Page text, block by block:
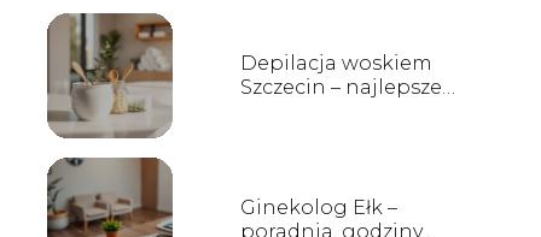
Depilacja woskiem
Szczecin – najlepsze
Ginekolog Ełk –
poradnia, godziny